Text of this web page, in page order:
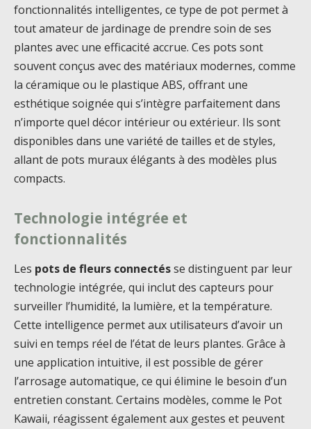
fonctionnalités intelligentes, ce type de pot permet à
tout amateur de jardinage de prendre soin de ses
plantes avec une efficacité accrue. Ces pots sont
souvent conçus avec des matériaux modernes, comme
la céramique ou le plastique ABS, offrant une
esthétique soignée qui s’intègre parfaitement dans
n’importe quel décor intérieur ou extérieur. Ils sont
disponibles dans une variété de tailles et de styles,
allant de pots muraux élégants à des modèles plus
compacts.
Technologie intégrée et
fonctionnalités
Les pots de fleurs connectésse distinguent par leur
technologie intégrée, qui inclut des capteurs pour
surveiller l’humidité, la lumière, et la température.
Cette intelligence permet aux utilisateurs d’avoir un
suivi en temps réel de l’état de leurs plantes. Grâce à
une application intuitive, il est possible de gérer
l’arrosage automatique, ce qui élimine le besoin d’un
entretien constant. Certains modèles, comme le Pot
Kawaii, réagissent également aux gestes et peuvent